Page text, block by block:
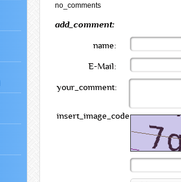
no_comments
add_comment:
name:
E-Mail:
your_comment:
insert_image_code: